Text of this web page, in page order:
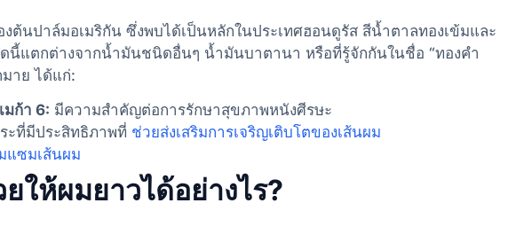
ต้นปาล์มอเมริกัน ซึ่งพบได้เป็นหลักในประเทศฮอนดูรัส สีน้ำตาลทองเข้มและ
แตกต่างจากน้ำมันชนิดอื่นๆ น้ำมันบาตานา หรือที่รู้จักกันในชื่อ “ทองคำ
าย ได้แก่:
มก้า 6: มีความสำคัญต่อการรักษาสุขภาพหนังศีรษะ
ะที่มีประสิทธิภาพที่ ช่วยส่งเสริมการเจริญเติบโตของเส้นผม
แซมเส้นผม
ให้ผมยาวได้อย่างไร?